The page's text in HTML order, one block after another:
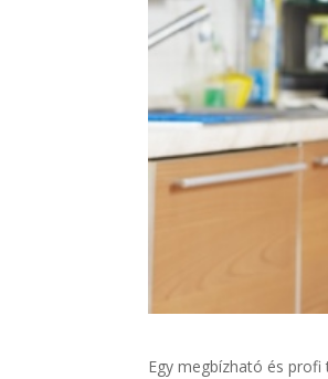
Egy megbízható és